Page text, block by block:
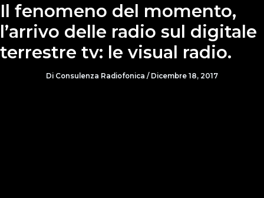
Il fenomeno del momento,
l’arrivo delle radio sul digitale
terrestre tv: le visual radio.
Di Consulenza Radiofonica / Dicembre 18, 2017